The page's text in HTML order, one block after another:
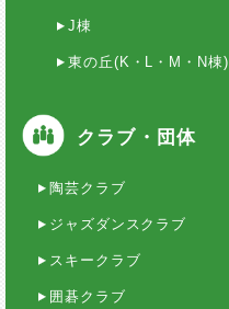
J棟
東の丘(K・L・M・N棟)
クラブ・団体
陶芸クラブ
ジャズダンスクラブ
スキークラブ
囲碁クラブ